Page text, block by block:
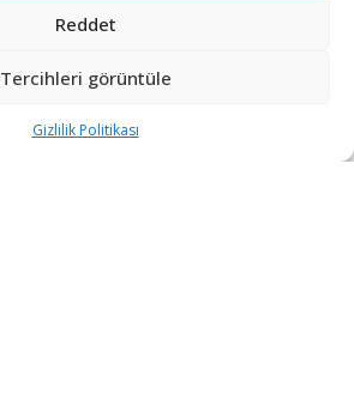
Reddet
Tercihleri görüntüle
Gizlilik Politikası